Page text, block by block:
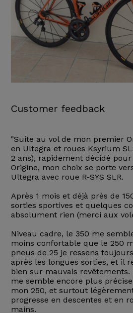
Customer feedback
"Suite au vol de mon premier
en Ultegra et roues Ksyrium
2 ans), rapidement décidé
Origine, mon choix se porte
Ultegra avec roue R-SYS SLR.
Après 1 mois et déjà près de
sorties sportives et quelques
absolument rien (merci aux
Niveau cadre, le 350 me
moins confortable que le 250
pneus de 25 je ressens
après les longues sorties, et il
bien sur mauvais
me semble encore plus
mon 250, et surtout
progresse en descentes et en
mains.